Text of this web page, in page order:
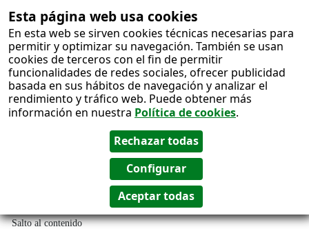
Esta página web usa cookies
En esta web se sirven cookies técnicas necesarias para
permitir y optimizar su navegación. También se usan
cookies de terceros con el fin de permitir
funcionalidades de redes sociales, ofrecer publicidad
basada en sus hábitos de navegación y analizar el
rendimiento y tráfico web. Puede obtener más
información en nuestra Política de cookies.
Salto al contenido